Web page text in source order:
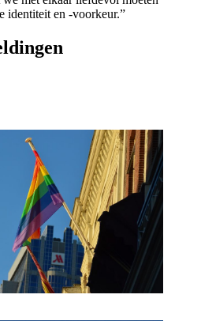
identiteit en -voorkeur.”